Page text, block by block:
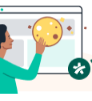
jestem
w